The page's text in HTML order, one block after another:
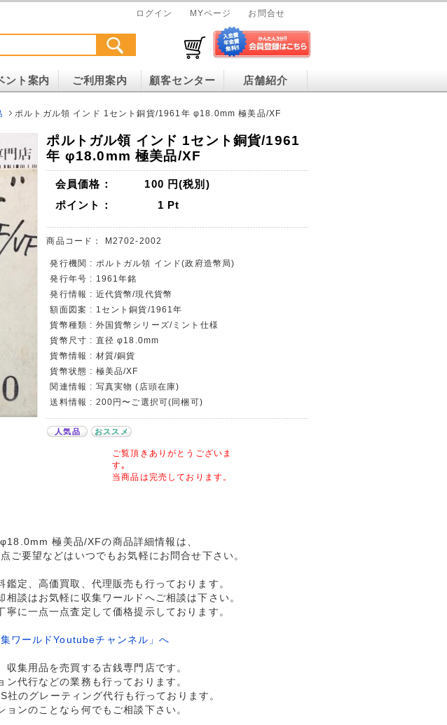
ログイン MYページ お問合せ
ント案内 ご利用案内 顧客センター 店舗紹介
ポルトガル領 インド 1セント銅貨/1961年 φ18.0mm 極美品/XF
ポルトガル領 インド 1セント銅貨/1961
年 φ18.0mm 極美品/XF
会員価格： 100 円(税別)
ポイント：
1 Pt
商品コード： M2702-2002
発行機関 : ポルトガル領 インド(政府造幣局)
発行年号 : 1961年銘
発行情報 : 近代貨幣/現代貨幣
額面図案 : 1セント銅貨/1961年
貨幣種類 : 外国貨幣シリーズ/ミント仕様
貨幣尺寸 : 直径 φ18.0mm
貨幣情報 : 材質/銅貨
貨幣状態 : 極美品/XF
関連情報 : 写真実物 (店頭在庫)
送料情報 : 200円〜ご選択可(同梱可)
人気品 おススメ
ご覧頂きありがとうございま
す｡
当商品は完売しております。
極美品/XFの商品詳細情報は、
ご要望などはいつでもお気軽にお問合せ下さい。
定、高価買取、代理販売も行っております。
談はお気軽に収集ワールドへご相談は下さい。
に一点一点査定して価格提示しております。
ワールドYoutubeチャンネル」へ
集用品を売買する古銭専門店です。
代行などの業務も行っております。
のグレーティング代行も行っております。
ンのことなら何でもご相談下さい。